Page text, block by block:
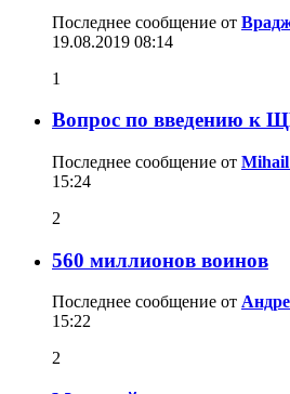
Последнее сообщение от
19.08.2019 08:14
1
Вопрос по введению к
Последнее сообщение от Mihail
15:24
2
560 миллионов воинов
Последнее сообщение от
15:22
2